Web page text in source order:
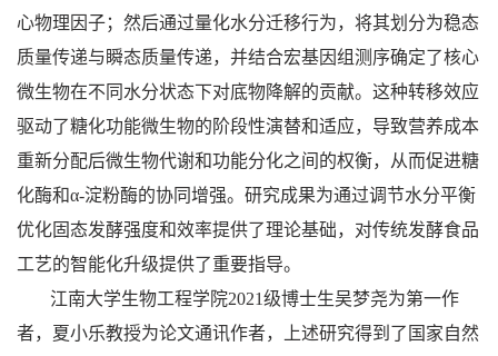
心物理因子；然后通过量化水分迁移行为，将其划分为稳态
质量传递与瞬态质量传递，并结合宏基因组测序确定了核心
微生物在不同水分状态下对底物降解的贡献。这种转移效应
驱动了糖化功能微生物的阶段性演替和适应，导致营养成本
重新分配后微生物代谢和功能分化之间的权衡，从而促进糖
化酶和α-淀粉酶的协同增强。研究成果为通过调节水分平衡
优化固态发酵强度和效率提供了理论基础，对传统发酵食品
工艺的智能化升级提供了重要指导。
江南大学生物工程学院2021级博士生吴梦尧为第一作
者，夏小乐教授为论文通讯作者，上述研究得到了国家自然